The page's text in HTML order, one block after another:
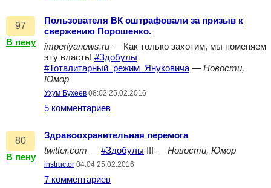
97
В пену
Пользователя ВК оштрафовали за призыв к
свержению Порошенко.
imperiyanews.ru — Как только захотим, мы поменяем
эту власть! #Здобулы
#Тоталитарный_режим_Януковича — Новости,
Юмор
Ухум Бухеев 08:02 25.02.2016
5 комментариев
80
В пену
Здравоохранительная перемога
twitter.com — #Здобулы !!! — Новости, Юмор
instructor 04:04 25.02.2016
7 комментариев